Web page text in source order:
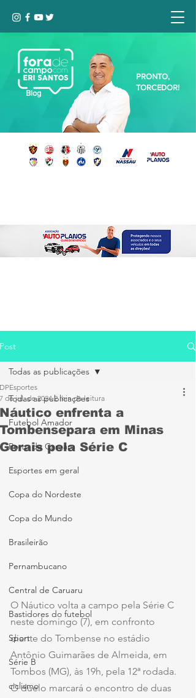
Blog
PRONTO,
TORCEDOR!
Post
Todas as publicações
Futebol Amador
Porto de Caruaru
Esportes em geral
Copa do Nordeste
Copa do Mundo
Brasileirão
Pernambucano
Central de Caruaru
Bastidores do futebol
Sport
Série B
ciclismo
Todas as publicações
Náutico enfrenta a
Tombensepara em Minas
Gerais pela Série C
DPEsportes
7 de jul. de 2024 2 min de leitura
O Náutico volta a campo pela Série C
neste domingo (7), em confronto
diante do Tombense no estádio
Antônio Guimarães de Almeida, em
Tombos (MG), às 19h, pela 12ª rodada.
O duelo marcará o encontro de duas